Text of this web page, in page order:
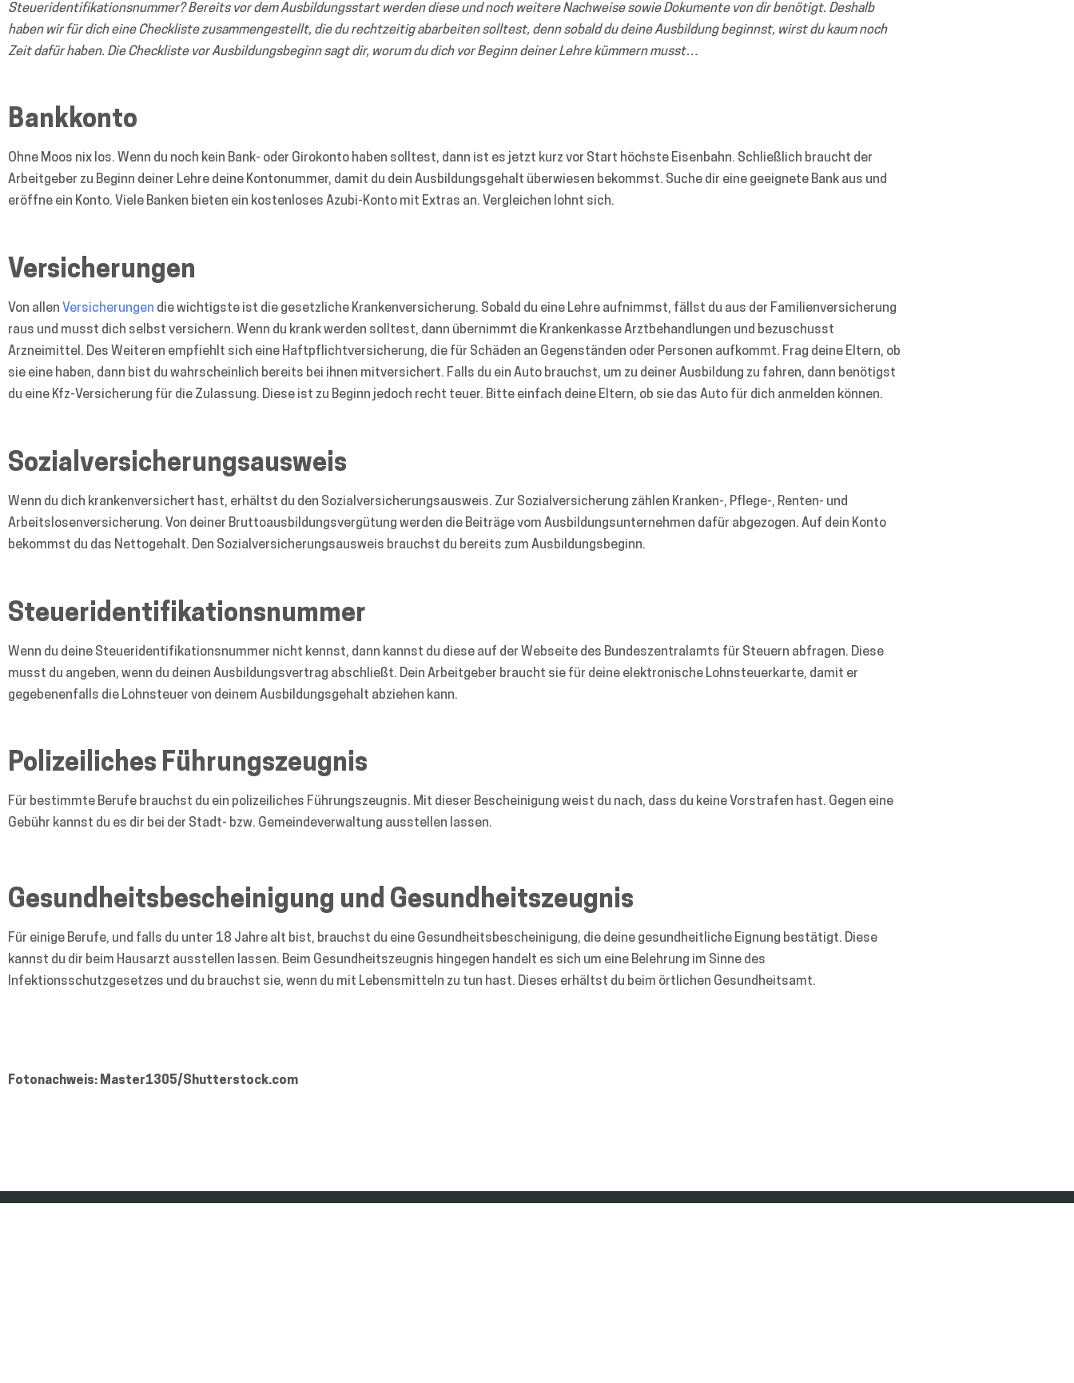
Steueridentifikationsnummer? Bereits vor dem Ausbildungsstart werden diese und noch weitere Nachweise sowie Dokumente von dir benötigt. Deshalb
haben wir für dich eine Checkliste zusammengestellt, die du rechtzeitig abarbeiten solltest, denn sobald du deine Ausbildung beginnst, wirst du kaum noch
Zeit dafür haben. Die Checkliste vor Ausbildungsbeginn sagt dir, worum du dich vor Beginn deiner Lehre kümmern musst…
Bankkonto
Ohne Moos nix los. Wenn du noch kein Bank- oder Girokonto haben solltest, dann ist es jetzt kurz vor Start höchste Eisenbahn. Schließlich braucht der
Arbeitgeber zu Beginn deiner Lehre deine Kontonummer, damit du dein Ausbildungsgehalt überwiesen bekommst. Suche dir eine geeignete Bank aus und
eröffne ein Konto. Viele Banken bieten ein kostenloses Azubi-Konto mit Extras an. Vergleichen lohnt sich.
Versicherungen
Von allen Versicherungen die wichtigste ist die gesetzliche Krankenversicherung. Sobald du eine Lehre aufnimmst, fällst du aus der Familienversicherung
raus und musst dich selbst versichern. Wenn du krank werden solltest, dann übernimmt die Krankenkasse Arztbehandlungen und bezuschusst
Arzneimittel. Des Weiteren empfiehlt sich eine Haftpflichtversicherung, die für Schäden an Gegenständen oder Personen aufkommt. Frag deine Eltern, ob
sie eine haben, dann bist du wahrscheinlich bereits bei ihnen mitversichert. Falls du ein Auto brauchst, um zu deiner Ausbildung zu fahren, dann benötigst
du eine Kfz-Versicherung für die Zulassung. Diese ist zu Beginn jedoch recht teuer. Bitte einfach deine Eltern, ob sie das Auto für dich anmelden können.
Sozialversicherungsausweis
Wenn du dich krankenversichert hast, erhältst du den Sozialversicherungsausweis. Zur Sozialversicherung zählen Kranken-, Pflege-, Renten- und
Arbeitslosenversicherung. Von deiner Bruttoausbildungsvergütung werden die Beiträge vom Ausbildungsunternehmen dafür abgezogen. Auf dein Konto
bekommst du das Nettogehalt. Den Sozialversicherungsausweis brauchst du bereits zum Ausbildungsbeginn.
Steueridentifikationsnummer
Wenn du deine Steueridentifikationsnummer nicht kennst, dann kannst du diese auf der Webseite des Bundeszentralamts für Steuern abfragen. Diese
musst du angeben, wenn du deinen Ausbildungsvertrag abschließt. Dein Arbeitgeber braucht sie für deine elektronische Lohnsteuerkarte, damit er
gegebenenfalls die Lohnsteuer von deinem Ausbildungsgehalt abziehen kann.
Polizeiliches Führungszeugnis
Für bestimmte Berufe brauchst du ein polizeiliches Führungszeugnis. Mit dieser Bescheinigung weist du nach, dass du keine Vorstrafen hast. Gegen eine
Gebühr kannst du es dir bei der Stadt- bzw. Gemeindeverwaltung ausstellen lassen.
Gesundheitsbescheinigung und Gesundheitszeugnis
Für einige Berufe, und falls du unter 18 Jahre alt bist, brauchst du eine Gesundheitsbescheinigung, die deine gesundheitliche Eignung bestätigt. Diese
kannst du dir beim Hausarzt ausstellen lassen. Beim Gesundheitszeugnis hingegen handelt es sich um eine Belehrung im Sinne des
Infektionsschutzgesetzes und du brauchst sie, wenn du mit Lebensmitteln zu tun hast. Dieses erhältst du beim örtlichen Gesundheitsamt.
Fotonachweis: Master1305/Shutterstock.com